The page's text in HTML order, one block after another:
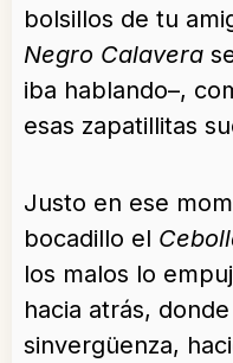
bolsillos de tu
Negro Calavera
iba hablando–,
esas zapatillitas
Justo en ese
bocadillo el
los malos lo
hacia atrás,
sinvergüenza,